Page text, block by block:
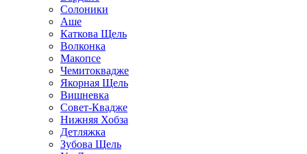
Солоники
Аше
Каткова Щель
Волконка
Макопсе
Чемитоквадже
Якорная Щель
Вишневка
Совет-Квадже
Нижняя Хобза
Детляжка
Зубова Щель